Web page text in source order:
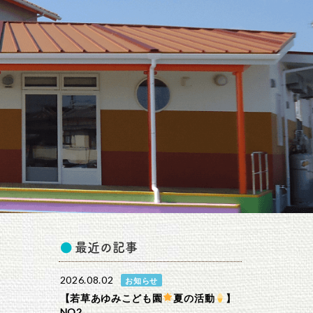
最近の記事
2026.08.02 お知らせ
【若草あゆみこども園 夏の活動
】